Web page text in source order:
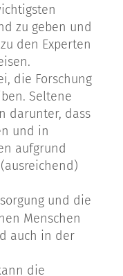
zu geben und
den Experten
die Forschung
Seltene
darunter, dass
und in
aufgrund
und die
Menschen
auch in der
die